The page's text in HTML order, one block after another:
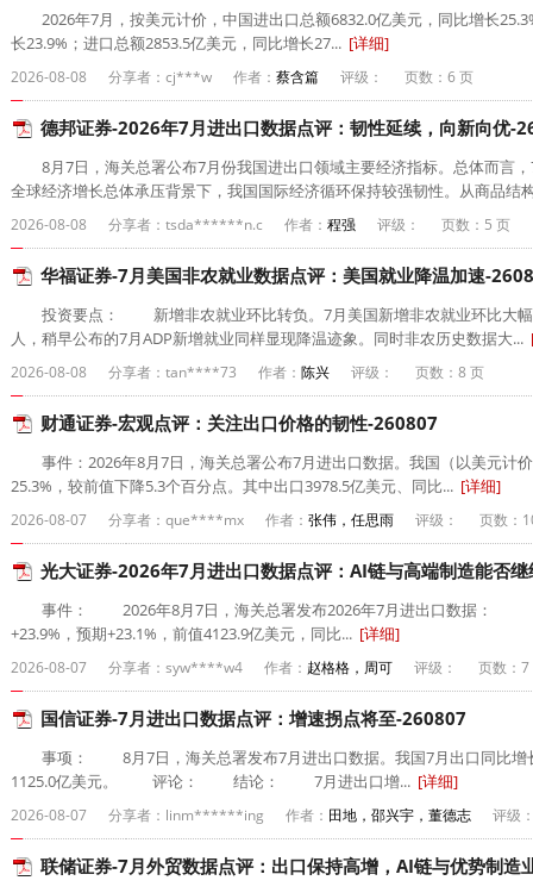
2026年7月，按美元计价，中国进出口总额6832.0亿美元，同比增长
长23.9%；进口总额2853.5亿美元，同比增长27... [详细]
2026-08-08 分享者：cj***w 作者： 蔡含篇 评级： 页数：6 页
德邦证券-2026年7月进出口数据点评：韧性延续，向新向优-
8月7日，海关总署公布7月份我国进出口领域主要经济指标。总体而言
全球经济增长总体承压背景下，我国国际经济循环保持较强韧性。从商品结
2026-08-08 分享者：tsda******n.c 作者： 程强 评级： 页数：5 页
华福证券-7月美国非农就业数据点评：美国就业降温加速-
投资要点： 新增非农就业环比转负。7月美国新增非农就业环比大幅
人，稍早公布的7月ADP新增就业同样显现降温迹象。同时非农历史数据大...
2026-08-08 分享者：tan****73 作者： 陈兴 评级： 页数：8 页
财通证券-宏观点评：关注出口价格的韧性-260807
事件：2026年8月7日，海关总署公布7月进出口数据。我国（以美元计
25.3%，较前值下降5.3个百分点。其中出口3978.5亿美元、同比... [详细]
2026-08-07 分享者：que****mx 作者： 张伟，任思雨 评级： 页数：
光大证券-2026年7月进出口数据点评：AI链与高端制造能否
事件： 2026年8月7日，海关总署发布2026年7月进出口数据： 【1
+23.9%，预期+23.1%，前值4123.9亿美元，同比... [详细]
2026-08-07 分享者：syw****w4 作者： 赵格格，周可 评级： 页数：7
国信证券-7月进出口数据点评：增速拐点将至-260807
事项： 8月7日，海关总署发布7月进出口数据。我国7月出口同比增长
1125.0亿美元。 评论： 结论： 7月进出口增... [详细]
2026-08-07 分享者：linm******ing 作者： 田地，邵兴宇，董德志 评级
联储证券-7月外贸数据点评：出口保持高增，AI链与优势制造